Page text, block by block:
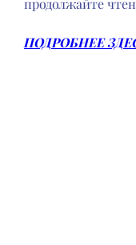
продолжайте
ПОДРОБНЕЕ